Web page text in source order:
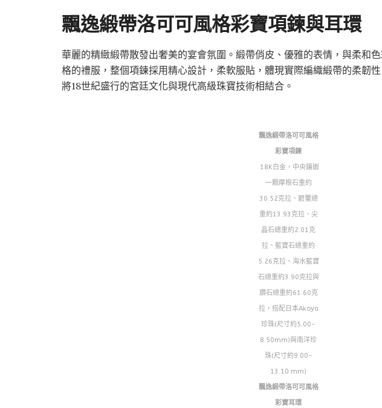
飄逸緞帶洛可可風格彩寶項鍊與耳環
華麗的精緻緞帶散發出奢美的宴會氛圍。緞帶俏皮、優雅的表情，與柔和
格的禮服，整個項鍊採用精心設計，柔軟服貼，體現實際編織緞帶的柔韌
將18世紀盛行的宮廷文化與現代高級珠寶技術相結合。
飄逸緞帶洛可可風格
彩寶項鍊
18K白金，中央鑲嵌
一顆摩根石重約
30.52克拉、碧璽總
重約13.93克拉、尖
晶石總重約2.01克
拉、藍寶石總重約
5.26克拉、海水藍寶
石總重約3.90克拉與
鑽石總重約61.60克
拉，搭配日本Akoya
珍珠(尺寸約5.00-
8.50mm)與南洋珍
珠(尺寸約9.00-
13.10 mm)
飄逸緞帶洛可可風格
彩寶耳環